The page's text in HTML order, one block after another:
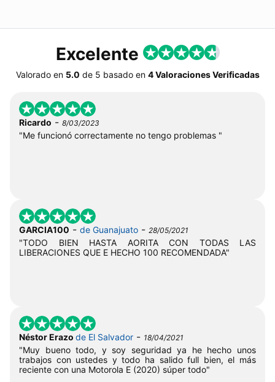
Excelente
Valorado en 5.0 de 5 basado en 4 Valoraciones Verificadas
Ricardo - 8/03/2023
"Me funcionó correctamente no tengo problemas "
GARCIA100 - de Guanajuato - 28/05/2021
"TODO BIEN HASTA AORITA CON TODAS LAS
LIBERACIONES QUE E HECHO 100 RECOMENDADA"
Néstor Erazo de El Salvador - 18/04/2021
"Muy bueno todo, y soy seguridad ya he hecho unos
trabajos con ustedes y todo ha salido full bien, el más
reciente con una Motorola E (2020) súper todo"